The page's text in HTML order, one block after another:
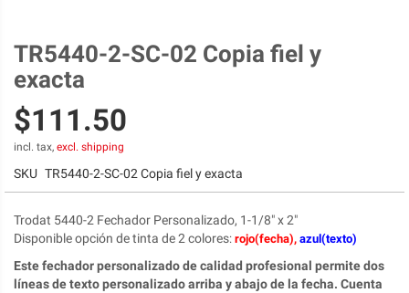
Skip
the
beginning
of
the
gallery
TR5440-2-SC-02 Copia fiel y
exacta
$111.50
incl. tax, excl. shipping
SKU TR5440-2-SC-02 Copia fiel y exacta
Trodat 5440-2 Fechador Personalizado, 1-1/8" x 2"
Disponible opción de tinta de 2 colores: rojo(fecha), azul(texto)
Este fechador personalizado de calidad profesional permite dos
líneas de texto personalizado arriba y abajo de la fecha. Cuenta